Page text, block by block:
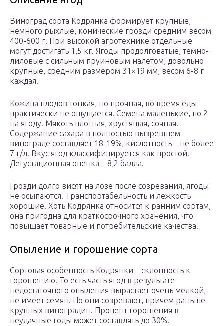
Виноград сорта Кодрянка формирует крупные,
немного рыхлые, конические грозди средним весом
400-600 г. При высокой агротехнике отдельные
могут достигать 1,5 кг. Ягоды продолговатые, темно-
лиловые с сильным пруиновым налетом, довольно
крупные, средним размером 31×19 мм, весом 6-8 г
каждая.
Кожица плодов тонкая, но прочная, во время еды
практически не ощущается. Семена маленькие, по 2
на ягоду. Мякоть плотная, хрустящая, сочная.
Содержание сахара в полностью вызревшем
винограде составляет 18-19%, кислотность – не более
7 г/л. Вкус ягод классифицируется как простой.
Дегустационная оценка – 8,2 балла.
Грозди долго висят на лозе после созревания, ягоды
не осыпаются. Транспортабельность и лежкость
хорошие. Хоть Кодрянка относится к ранним сортам,
она пригодна для краткосрочного хранения, что
повышает товарные и потребительские качества.
Опыление и горошение сорта
Сортовая особенность Кодрянки – склонность к
горошению. То есть часть ягод в результате
недостаточного опыления вырастает очень мелкой,
не имеет семян. Но они созревают, причем раньше
крупных виноградин. Процент горошения в
неудачные годы может составлять до 30%.